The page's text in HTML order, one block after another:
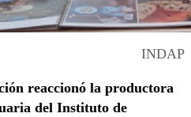
INDAP
reaccionó la productora
del Instituto de